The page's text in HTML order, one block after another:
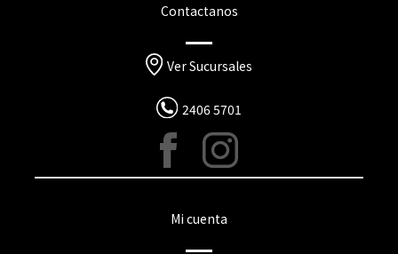
Contactanos
Ver Sucursales
2406 5701
Mi cuenta